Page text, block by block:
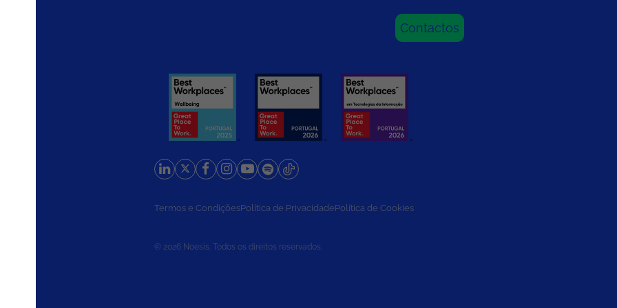
Contactos
Termos e CondiçõesPolítica de PrivacidadePolítica de Cookies
© 2026 Noesis. Todos os direitos reservados.